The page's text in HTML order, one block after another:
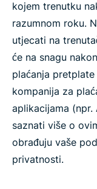
kojem trenutku
razumnom roku.
utjecati na
će na snagu
plaćanja
kompanija za
aplikacijama
saznati više o
obrađuju vaše
privatnosti.